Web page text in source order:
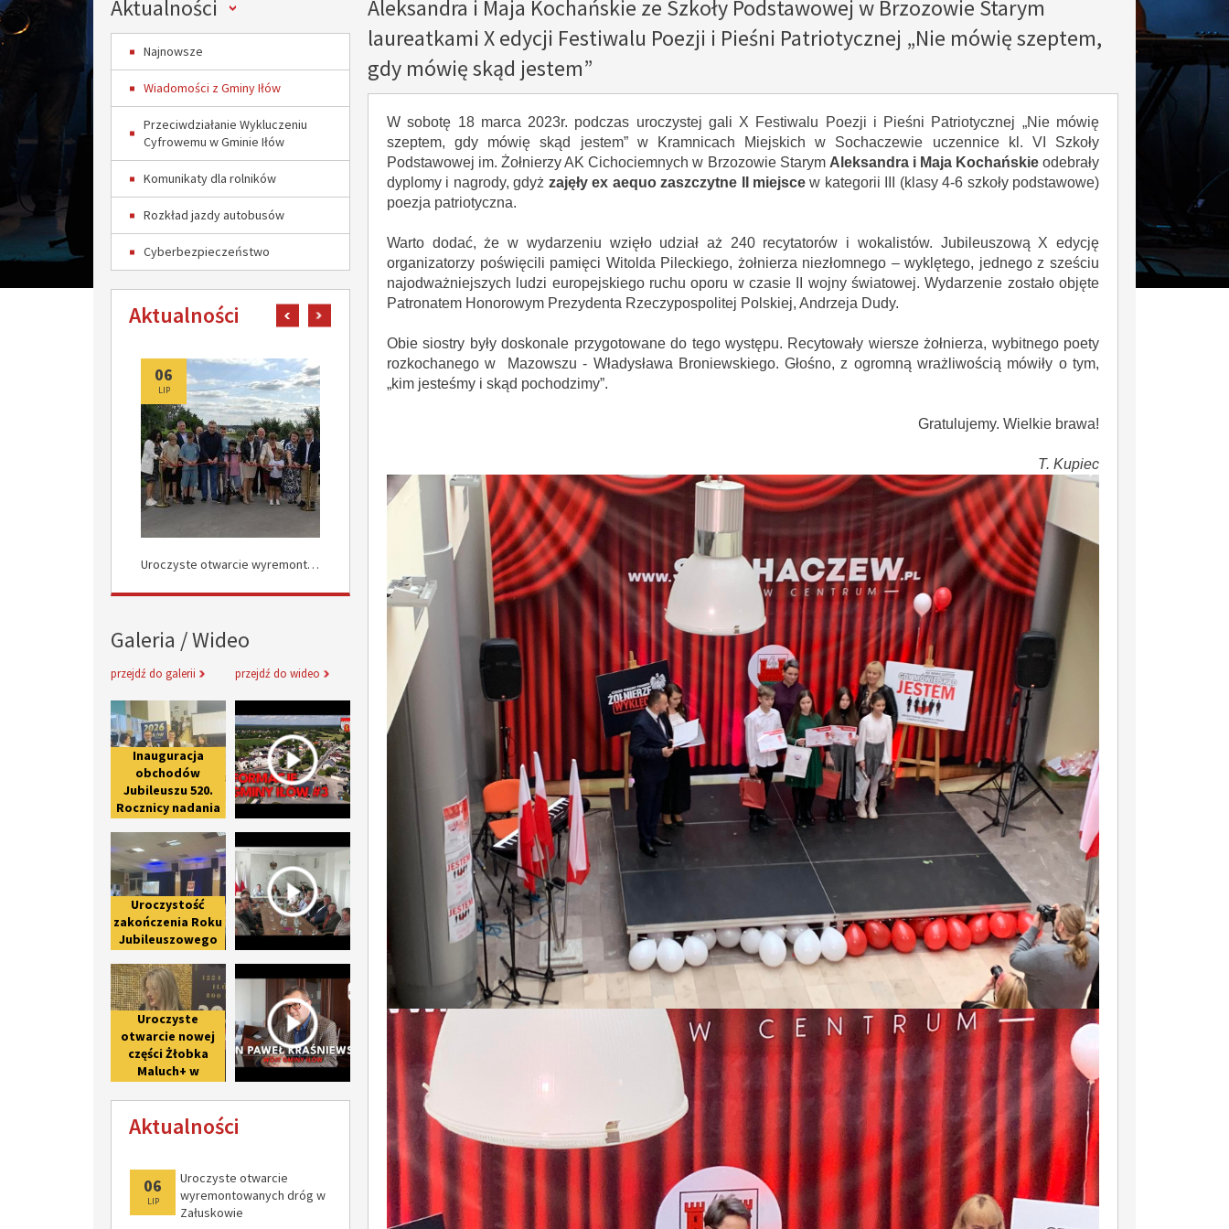
Menu
Aktualności
Najnowsze
Wiadomości z Gminy Iłów
Przeciwdziałanie Wykluczeniu
Cyfrowemu w Gminie Iłów
Komunikaty dla rolników
Rozkład jazdy autobusów
Cyberbezpieczeństwo
Aktualności pokaż poprzedni artykuł
pokaż następny artykuł
06
LIP
Uroczyste otwarcie wyremontowanych dróg w Załuskowie DOFINANSOWANIE NA REALIZACJĘ ZADANIA Z BUDŻETU WOJEWÓDZTWA MAZOWIECKIEGO W RAMACH PROGRAMU „MAZOWSZE DLA KLIMATU 2026”
26
CZE
Wójt Jan Kraśniewski z wotum zaufania i absolutorium
02
IŁÓW – MIASTO HISTORII, NATURY I NOWYCH MOŻLIWOŚCI
29
Dotacje z budżetu Mazowsza dla Gminy Iłów
18
Letnie Kolonie w Górach 2026
Galeria / Wideo
przejdź do galerii przejdź do wideo
Inauguracja obchodów Jubileuszu 520. Rocznicy nadania praw miejskich Iłowowi - fotorelacja
Inauguracja
obchodów
Jubileuszu 520.
Rocznicy nadania
Iłowowi -
fotorelacja
Informacje z Gminy Iłów - lipiec
Uroczystość zakończenia Roku Jubileuszowego upamiętniającego 800-lecie pierwszej wzmianki o Iłowie
Uroczystość
zakończenia Roku
Jubileuszowego
800-lecie pierwszej
wzmianki o Iłowie
Spotkanie w sprawie przywrócenia praw miejskich - Specjalna Łódzka Strefa Ekonomiczna
Uroczyste otwarcie nowej części Żłobka Maluch+ w Giżycach po II etapie modernizacji
Uroczyste
otwarcie nowej
części Żłobka
Maluch+ w
etapie
modernizacji
Wywiad z Wójtem Janem Kraśniewskim w infoPłockTV
Aktualności
06
LIP
Uroczyste otwarcie
wyremontowanych dróg w
Załuskowie
Aleksandra i Maja Kochańskie ze Szkoły Podstawowej w Brzozowie Starym
laureatkami X edycji Festiwalu Poezji i Pieśni Patriotycznej „Nie mówię szeptem,
gdy mówię skąd jestem”
W sobotę 18 marca 2023r. podczas uroczystej gali X Festiwalu Poezji i Pieśni Patriotycznej „Nie mówię
szeptem, gdy mówię skąd jestem” w Kramnicach Miejskichw Sochaczewie uczennice kl. VI Szkoły
Podstawowej im. Żołnierzy AK Cichociemnychw Brzozowie Starym Aleksandra i Maja Kochańskieodebrały
dyplomy i nagrody, gdyż zajęły ex aequo zaszczytne II miejscew kategorii III (klasy 4-6 szkoły podstawowe)
poezja patriotyczna.
Warto dodać, że w wydarzeniu wzięło udział aż 240 recytatorów i wokalistów. Jubileuszową X edycję
organizatorzy poświęcili pamięci Witolda Pileckiego, żołnierza niezłomnego – wyklętego, jednego z sześciu
najodważniejszych ludzi europejskiego ruchu oporu w czasie II wojny światowej. Wydarzenie zostało objęte
Patronatem Honorowym Prezydenta Rzeczypospolitej Polskiej, Andrzeja Dudy.
Obie siostry były doskonale przygotowane do tego występu. Recytowały wiersze żołnierza, wybitnego poety
rozkochanego w Mazowszu - Władysława Broniewskiego. Głośno, z ogromną wrażliwością mówiły o tym,
„kim jesteśmy i skąd pochodzimy”.
Gratulujemy. Wielkie brawa!
T. Kupiec